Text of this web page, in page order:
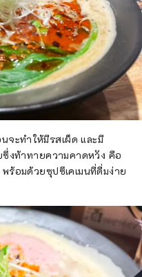
จะทำให้มีรสเผ็ด และมี
งท้าทายความคาดหวัง คือ
ร้อมด้วยซุปซึเคเมนที่ดื่มง่าย